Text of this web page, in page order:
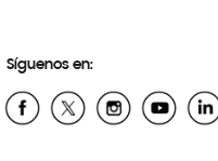
Síguenos en: